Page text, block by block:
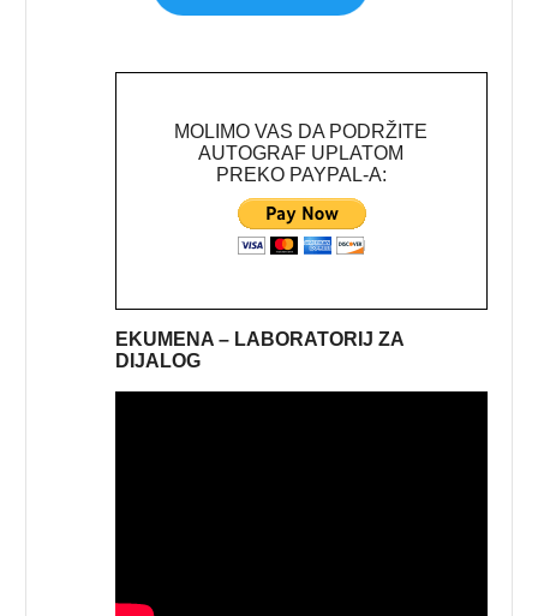
MOLIMO VAS DA PODRŽITE
AUTOGRAF UPLATOM
PREKO PAYPAL-A:
EKUMENA – LABORATORIJ ZA
DIJALOG